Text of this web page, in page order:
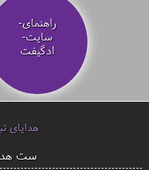
راهنمای-
سایت-
ادگیفت
هدایای
ست